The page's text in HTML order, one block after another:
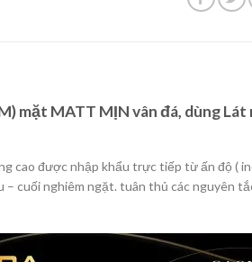
mặt MATT MỊN vân đá, dùng
cao được nhập khẩu trực tiếp từ ấn độ (
cuối nghiêm ngặt. tuân thủ các nguyên